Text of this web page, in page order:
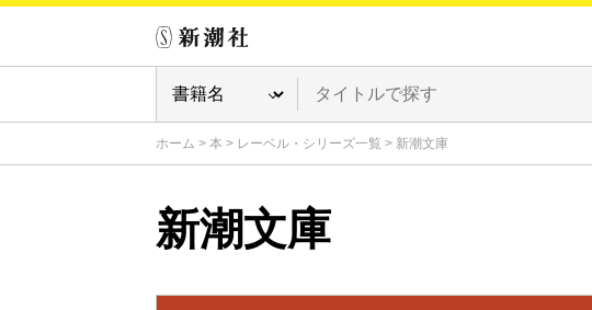
ホーム > 本 > レーベル・シリーズ一覧 > 新潮文庫
新潮文庫